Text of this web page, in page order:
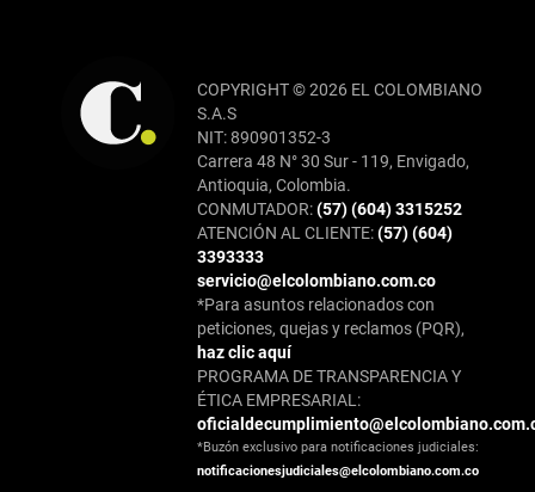
COPYRIGHT © 2026 EL COLOMBIANO
S.A.S
NIT: 890901352-3
Carrera 48 N° 30 Sur - 119, Envigado,
Antioquia, Colombia.
CONMUTADOR:(57) (604) 3315252
ATENCIÓN AL CLIENTE:(57) (604)
3393333
servicio@elcolombiano.com.co
*Para asuntos relacionados con
peticiones, quejas y reclamos (PQR),
haz clic aquí
PROGRAMA DE TRANSPARENCIA Y
ÉTICA EMPRESARIAL:
*Buzón exclusivo para notificaciones judiciales:
notificacionesjudiciales@elcolombiano.com.co